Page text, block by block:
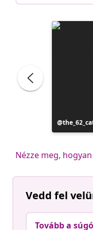
Nézze meg,
Vedd fel
Tovább a